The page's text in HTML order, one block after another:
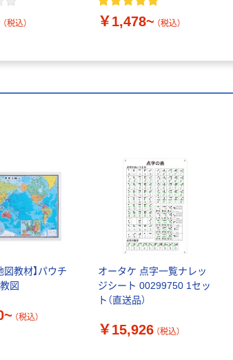
（税込） ￥1,478~ （税込）
図教材】パウチ
図
（税込）
オータケ 点字一覧ナレッ
ジシート 00299750 1セッ
ト（直送品）
￥15,926 （税込）